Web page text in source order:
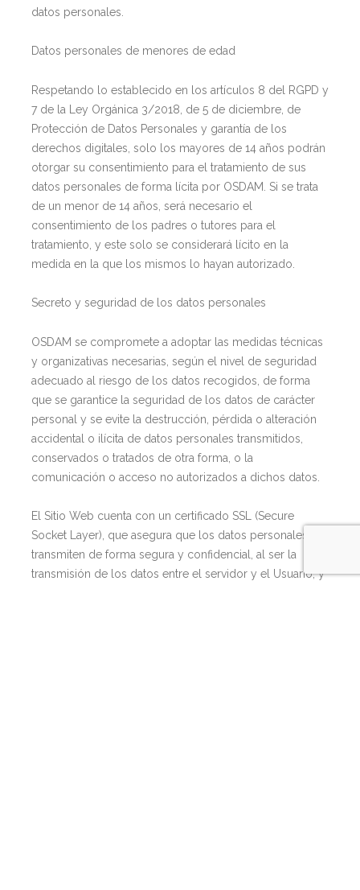
datos personales.
Datos personales de menores de edad
Respetando lo establecido en los artículos 8 del RGPD y
7 de la Ley Orgánica 3/2018, de 5 de diciembre, de
Protección de Datos Personales y garantía de los
derechos digitales, solo los mayores de 14 años podrán
otorgar su consentimiento para el tratamiento de sus
datos personales de forma lícita por OSDAM. Si se trata
de un menor de 14 años, será necesario el
consentimiento de los padres o tutores para el
tratamiento, y este solo se considerará lícito en la
medida en la que los mismos lo hayan autorizado.
Secreto y seguridad de los datos personales
OSDAM se compromete a adoptar las medidas técnicas
y organizativas necesarias, según el nivel de seguridad
adecuado al riesgo de los datos recogidos, de forma
que se garantice la seguridad de los datos de carácter
personal y se evite la destrucción, pérdida o alteración
accidental o ilícita de datos personales transmitidos,
conservados o tratados de otra forma, o la
comunicación o acceso no autorizados a dichos datos.
El Sitio Web cuenta con un certificado SSL (Secure
Socket Layer), que asegura que los datos personales se
transmiten de forma segura y confidencial, al ser la
transmisión de los datos entre el servidor y el Usuario, y